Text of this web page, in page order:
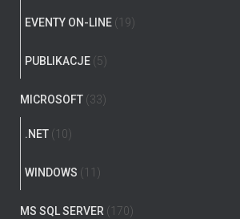
EVENTY ON-LINE (19)
PUBLIKACJE (5)
MICROSOFT (33)
.NET (10)
WINDOWS (11)
MS SQL SERVER (170)